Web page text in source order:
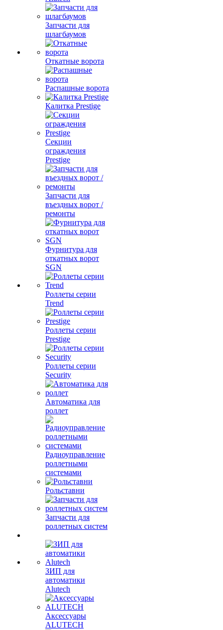
Запчасти для
шлагбаумов
Откатные ворота
Распашные ворота
Калитка Prestige
Секции
ограждения
Prestige
Запчасти для
въездных ворот /
ремонты
Фурнитура для
откатных ворот
SGN
Роллеты серии
Trend
Роллеты серии
Prestige
Роллеты серии
Security
Автоматика для
роллет
Радиоуправление
роллетными
системами
Рольставни
Запчасти для
роллетных систем
ЗИП для
автоматики
Alutech
Аксессуары
ALUTECH